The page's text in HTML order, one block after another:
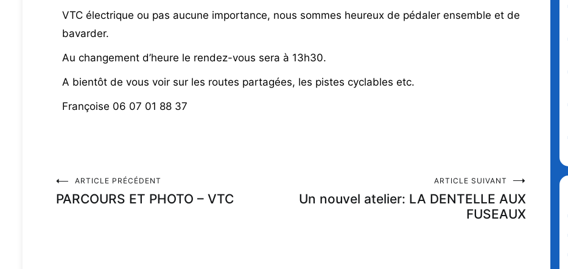
VTC électrique ou pas aucune importance, nous sommes heureux de pédaler ensemble et de
bavarder.
Au changement d’heure le rendez-vous sera à 13h30.
A bientôt de vous voir sur les routes partagées, les pistes cyclables etc.
Françoise 06 07 01 88 37
ARTICLE PRÉCÉDENT
PARCOURS ET PHOTO – VTC
ARTICLE SUIVANT
Un nouvel atelier: LA DENTELLE AUX
FUSEAUX